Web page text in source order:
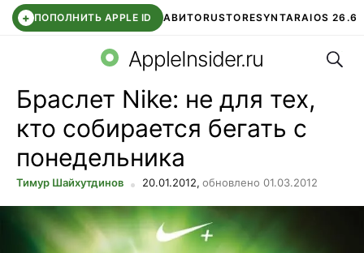
+ ПОПОЛНИТЬ APPLE ID АВИТОRUSTORESYNTARAIOS 26.6
СБЕР КИДС ЧАТ ROBLOXВТБ ОНЛАЙН
AppleInsider.ru
Браслет Nike: не для тех,
кто собирается бегать с
понедельника
Тимур Шайхутдинов 20.01.2012, обновлено 01.03.2012